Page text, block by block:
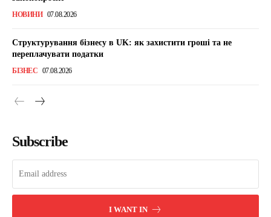
НОВИНИ 07.08.2026
Структурування бізнесу в UK: як захистити гроші та не
переплачувати податки
БІЗНЕС 07.08.2026
Subscribe
I WANT IN